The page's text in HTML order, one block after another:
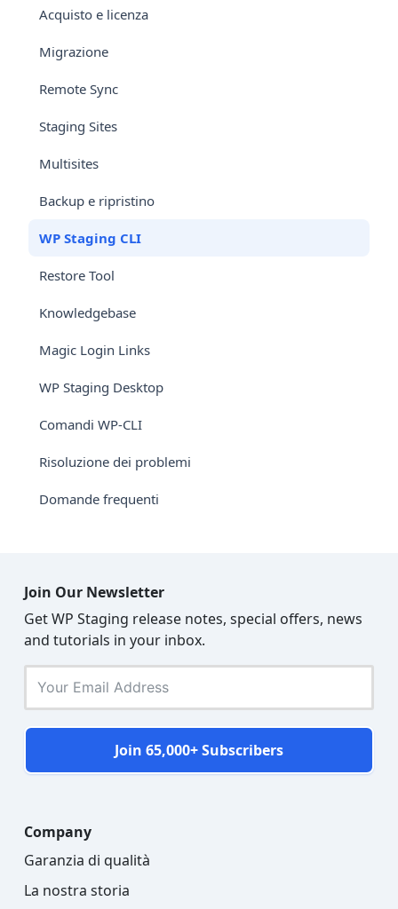
Acquisto e licenza
Migrazione
Remote Sync
Staging Sites
Multisites
Backup e ripristino
WP Staging CLI
Restore Tool
Knowledgebase
Magic Login Links
WP Staging Desktop
Comandi WP-CLI
Risoluzione dei problemi
Domande frequenti
Join Our Newsletter
Get WP Staging release notes, special offers, news
and tutorials in your inbox.
Join 65,000+ Subscribers
Company
Garanzia di qualità
La nostra storia